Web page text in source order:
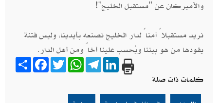
والأميركان عن "مستقبل الخليج"!
نريد مستقبلاً آمناً لدار الخليج نصنعه بأيدينا، وليس فتنة
يقودها من هو بيننا ويُحسب علينا أخاً ومن أهل الدار.
Share
FacebookTwitter
WhatsApp
Telegram
LinkedIn
كلمات ذات صلة